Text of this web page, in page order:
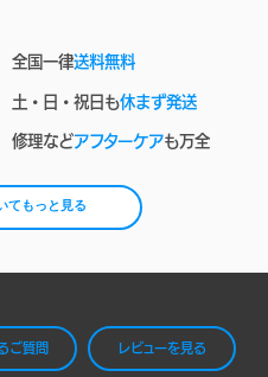
全国一律送料無料
土・日・祝日も休まず発送
修理などアフターケアも万全
てもっと見る
ご質問 レビューを見る